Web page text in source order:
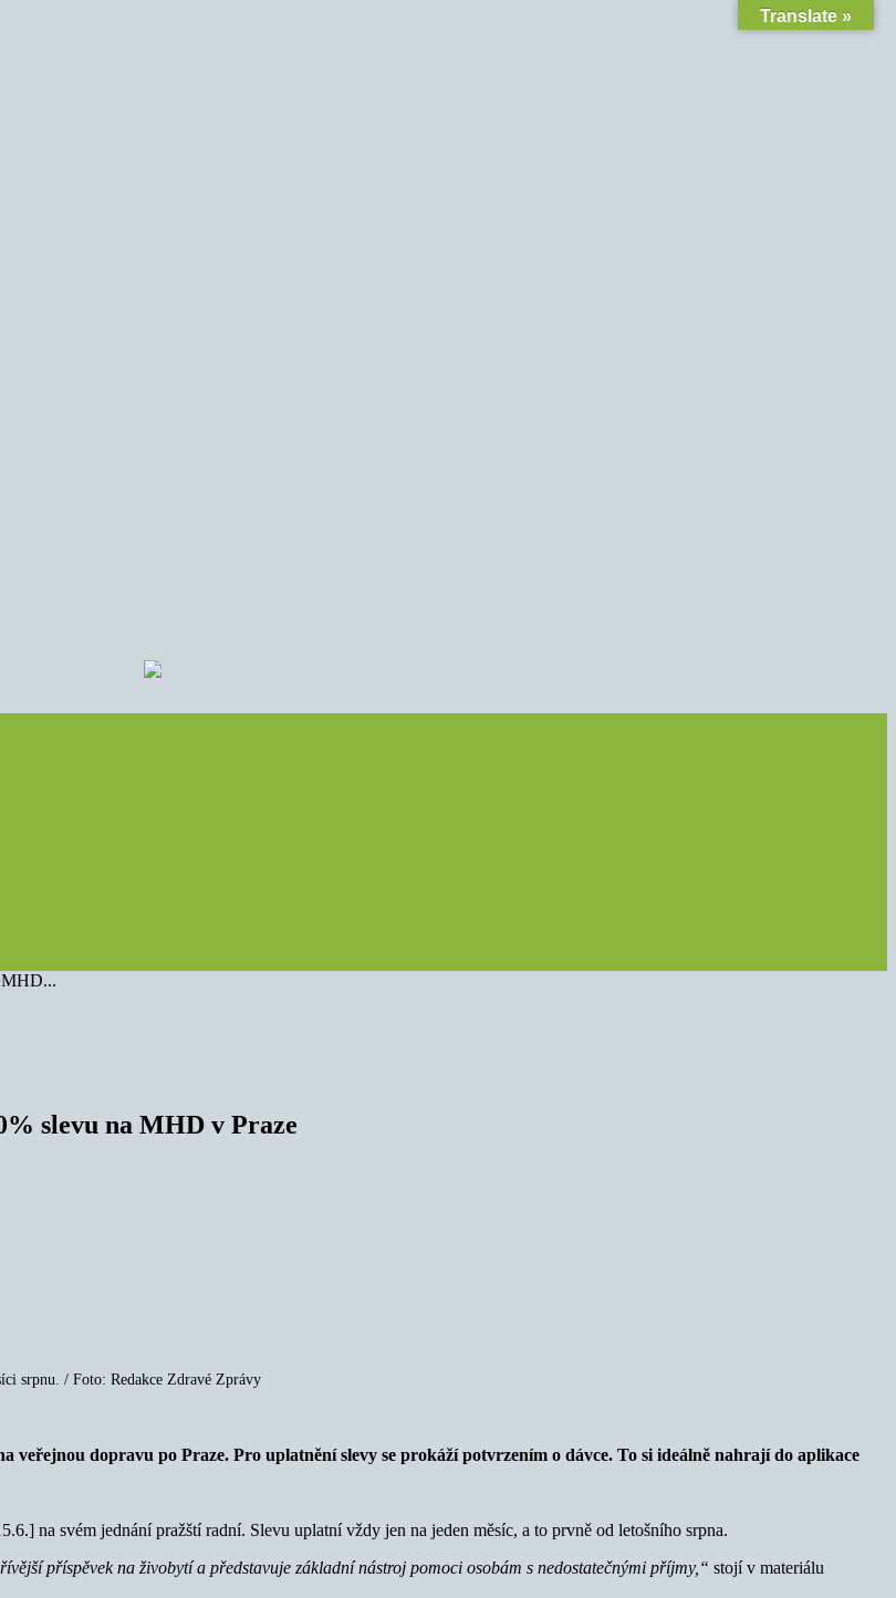
MHD...
slevu na MHD v Praze
srpnu. / Foto: Redakce Zdravé Zprávy
veřejnou dopravu po Praze. Pro uplatnění slevy se prokáží potvrzením o dávce. To si ideálně nahrají do aplikace
na svém jednání pražští radní. Slevu uplatní vždy jen na jeden měsíc, a to prvně od letošního srpna.
příspěvek na živobytí a představuje základní nástroj pomoci osobám s nedostatečnými příjmy,“ stojí v materiálu
Translate »